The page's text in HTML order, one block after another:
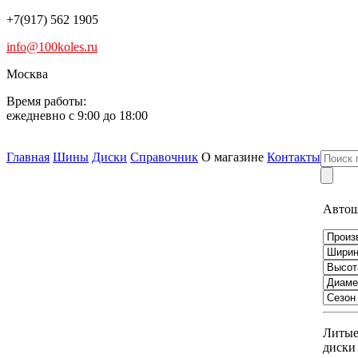
+7(917) 562 1905
info@100koles.ru
Москва
Время работы:
ежедневно с 9:00 до 18:00
Главная Шины Диски Справочник О магазине Контакты
Литые
диски